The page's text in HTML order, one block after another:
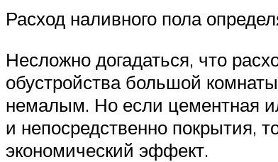
Расход наливного пола
Несложно догадаться, что
обустройства большой
немалым. Но если цементная
и непосредственно покрытия,
экономический эффект.